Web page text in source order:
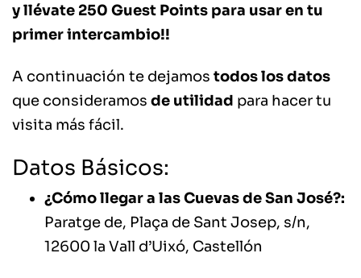
y llévate 250 Guest Points para usar en tu
primer intercambio!!
A continuación te dejamos todos los datos
que consideramos de utilidad para hacer tu
visita más fácil.
Datos Básicos:
¿Cómo llegar a las Cuevas de San José?:
Paratge de, Plaça de Sant Josep, s/n,
12600 la Vall d’Uixó, Castellón